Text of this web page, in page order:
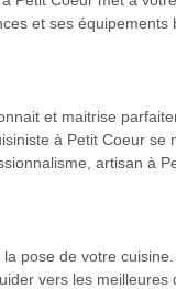
et ses
et maitrise
à Petit Coeur
artisan à
pose de votre cuisine.
vers les